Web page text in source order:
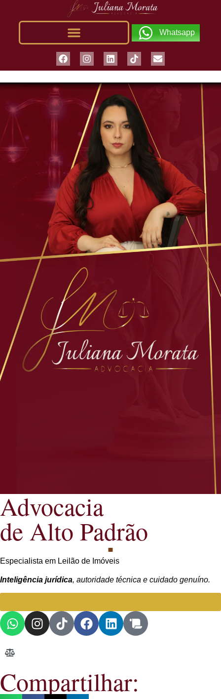
Whatsapp
Advocacia
de Alto Padrão
Especialista em Leilão de Imóveis
Inteligência jurídica, autoridade técnica e cuidado genuíno.
Compartilhar: